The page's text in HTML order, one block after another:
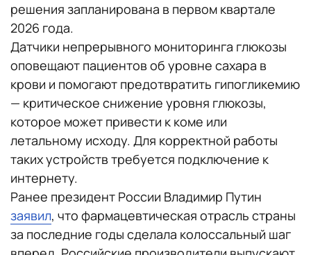
решения запланирована в первом квартале
2026 года.
Датчики непрерывного мониторинга глюкозы
оповещают пациентов об уровне сахара в
крови и помогают предотвратить гипогликемию
— критическое снижение уровня глюкозы,
которое может привести к коме или
летальному исходу. Для корректной работы
таких устройств требуется подключение к
интернету.
Ранее президент России Владимир Путин
заявил, что фармацевтическая отрасль страны
за последние годы сделала колоссальный шаг